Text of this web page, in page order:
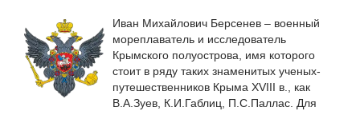
Иван Михайлович Берсенев – военный
мореплаватель и исследователь
Крымского полуострова, имя которого
стоит в ряду таких знаменитых ученых-
путешественников Крыма XVIII в., как
В.А.Зуев, К.И.Габлиц, П.С.Паллас. Для